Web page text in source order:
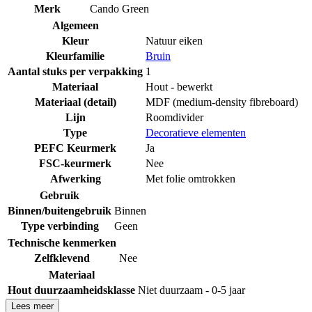
Merk
Cando Green
Algemeen
Kleur
Natuur eiken
Kleurfamilie
Bruin
Aantal stuks per verpakking 1
Materiaal
Hout - bewerkt
Materiaal (detail)
MDF (medium-density fibreboard)
Lijn
Roomdivider
Type
Decoratieve elementen
PEFC Keurmerk
Ja
FSC-keurmerk
Nee
Afwerking
Met folie omtrokken
Gebruik
Binnen/buitengebruik Binnen
Type verbinding
Geen
Technische kenmerken
Zelfklevend
Nee
Materiaal
Hout duurzaamheidsklasse Niet duurzaam - 0-5 jaar
Lees meer